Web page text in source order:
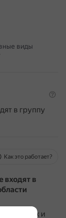
виды
в группу
Как это работает?
входят в
оперных и